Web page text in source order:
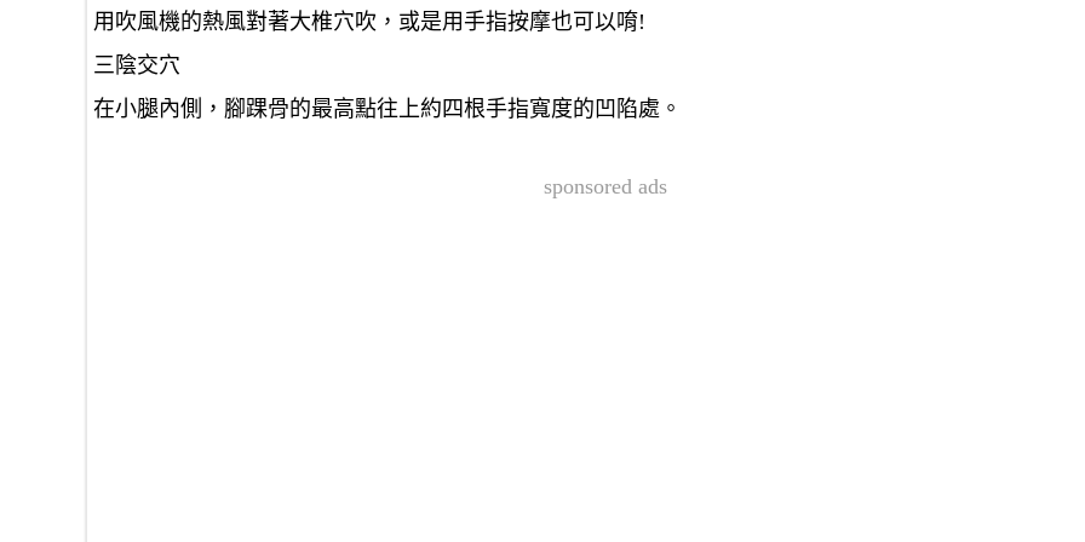
用吹風機的熱風對著大椎穴吹，或是用手指按摩也可以唷!
三陰交穴
在小腿內側，腳踝骨的最高點往上約四根手指寬度的凹陷處。
sponsored ads